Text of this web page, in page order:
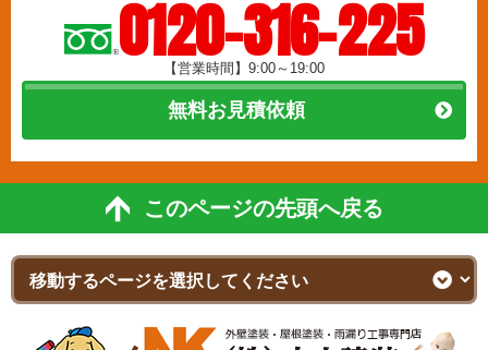
0120-316-225
【営業時間】9:00～19:00
無料お見積依頼
このページの先頭へ戻る